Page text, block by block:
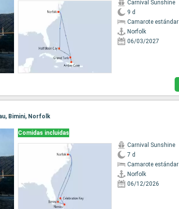
Carnival Sunshine
9 d
Camarote estándar
Norfolk
06/03/2027
Bimini, Norfolk
Comidas incluidas
Carnival Sunshine
7 d
Camarote estándar
Norfolk
06/12/2026